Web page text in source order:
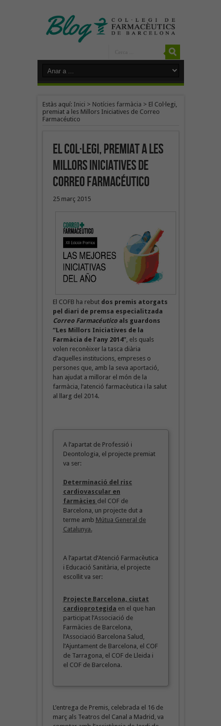
Estàs aquí: Inici > Notícies farmàcia > El Col·legi,
premiat a les Millors Iniciatives de Correo
Farmacéutico
El Col·legi, premiat a les
Millors Iniciatives de
Correo Farmacéutico
25 març 2015
El COFB ha rebutdos premis atorgats
pel diari de premsa especialitzada
Correo Farmacéuticoals guardons
“Les Millors Iniciatives de la
Farmàcia de l’any 2014”, els quals
volen reconèixer la tasca diària
d’aquelles institucions, empreses o
persones que, amb la seva aportació,
han ajudat a millorar el món de la
farmàcia, l’atenció farmacèutica i la salut
al llarg del 2014.
A l’apartat de Professió i
Deontologia, el projecte premiat
va ser:
Determinació del risc
cardiovascular en
farmàcies del COF de
Barcelona, un projecte dut a
terme amb Mútua General de
Catalunya.
A l’apartat d’Atenció Farmacèutica
i Educació Sanitària, el projecte
escollit va ser:
Projecte Barcelona, ciutat
cardioprotegida en el que han
participat l’Associació de
Farmàcies de Barcelona,
l’Associació Barcelona Salud,
l’Ajuntament de Barcelona, el COF
de Tarragona, el COF de Lleida i
el COF de Barcelona.
L’entrega de Premis, celebrada el 16 de
març als Teatros del Canal a Madrid, va